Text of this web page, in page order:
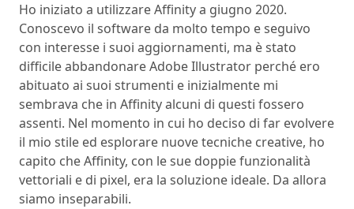
Ho iniziato a utilizzare Affinity a giugno 2020.
Conoscevo il software da molto tempo e seguivo
con interesse i suoi aggiornamenti, ma è stato
difficile abbandonare Adobe Illustrator perché ero
abituato ai suoi strumenti e inizialmente mi
sembrava che in Affinity alcuni di questi fossero
assenti. Nel momento in cui ho deciso di far evolvere
il mio stile ed esplorare nuove tecniche creative, ho
capito che Affinity, con le sue doppie funzionalità
vettoriali e di pixel, era la soluzione ideale. Da allora
siamo inseparabili.